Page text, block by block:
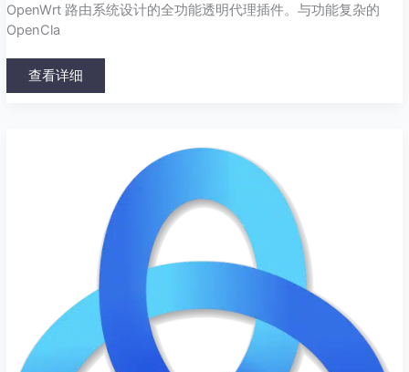
OpenWrt 路由系统设计的全功能透明代理插件。与功能复杂的
OpenCla
查看详细